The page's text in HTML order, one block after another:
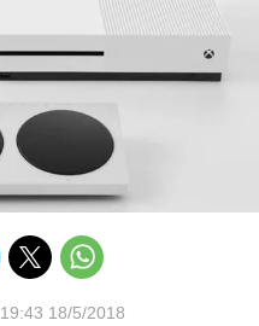
19:43 18/5/2018